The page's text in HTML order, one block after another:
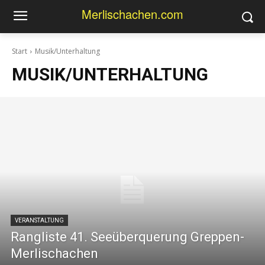
Merlischachen.com
Start Musik/Unterhaltung
MUSIK/UNTERHALTUNG
VERANSTALTUNG
Rangliste 41. Seeüberquerung Greppen-
Merlischachen